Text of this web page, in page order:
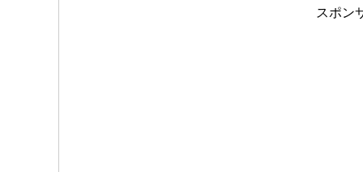
スポン